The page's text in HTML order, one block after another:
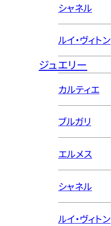
シャネル
ルイ・ヴィトン
ジュエリー
カルティエ
ブルガリ
エルメス
シャネル
ルイ・ヴィトン